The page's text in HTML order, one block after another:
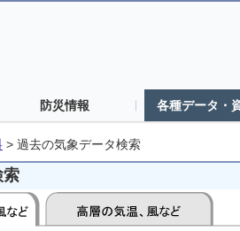
防災情報 各種データ・
> 過去の気象データ検索
索